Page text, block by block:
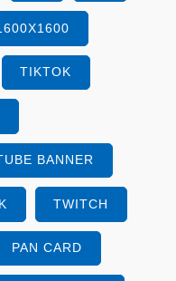
TIKTOK
BANNER
TWITCH
PAN CARD